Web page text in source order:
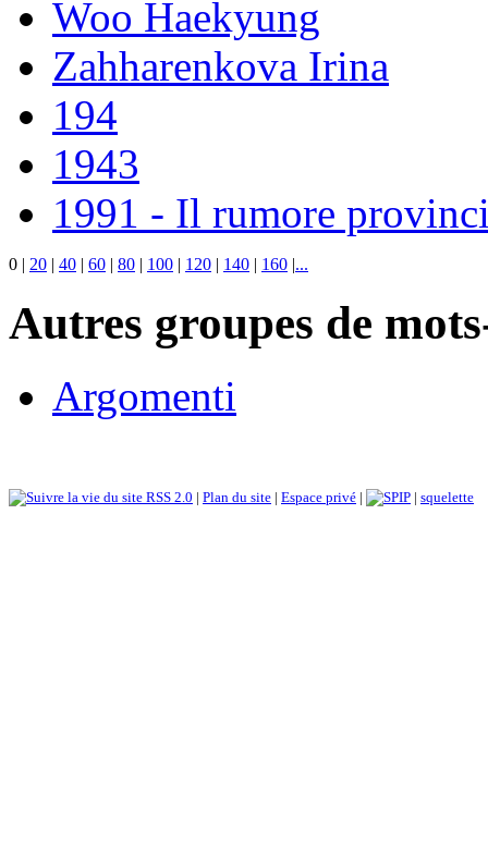
Woo Haekyung
Zahharenkova Irina
194
1943
1991 - Il rumore
0 20 40 60 80 100 120 140 160 ...
Autres groupes de
Argomenti
RSS 2.0 | Plan du site | Espace privé | | squelette